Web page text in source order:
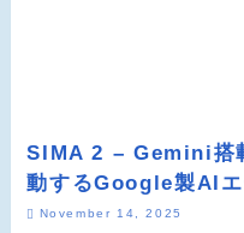
SIMA 2 – Gemini搭
動するGoogle製AIエ
November 14, 2025